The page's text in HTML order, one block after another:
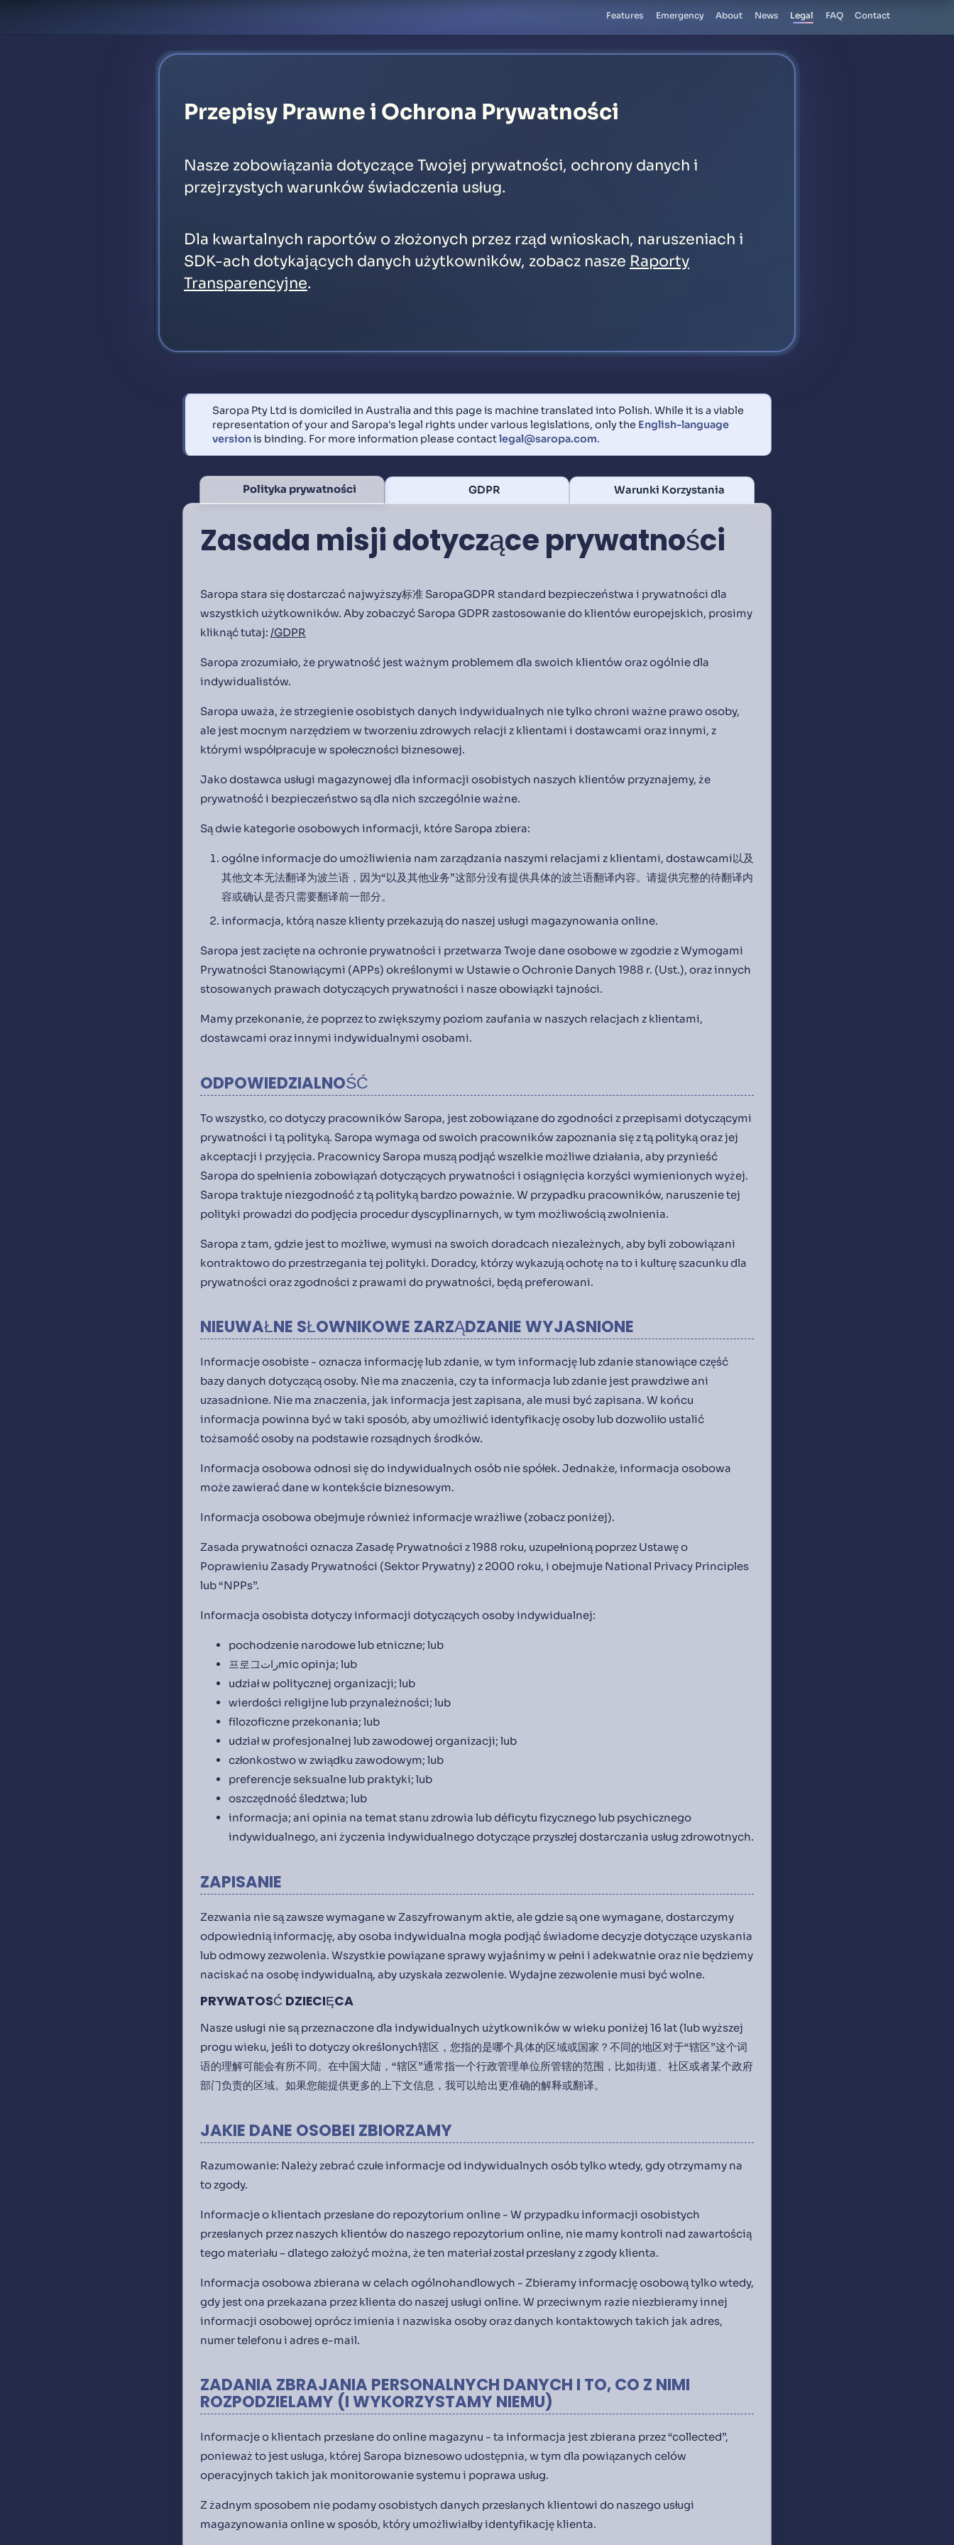
Features Emergency About News Legal FAQ Contact
Przepisy Prawne i Ochrona Prywatności
Nasze zobowiązania dotyczące Twojej prywatności, ochrony danych i
przejrzystych warunków świadczenia usług.
Dla kwartalnych raportów o złożonych przez rząd wnioskach, naruszeniach i
SDK-ach dotykających danych użytkowników, zobacz nasze Raporty
Transparencyjne.
Saropa Pty Ltd is domiciled in Australia and this page is machine translated into Polish. While it is a viable
representation of your and Saropa's legal rights under various legislations, only the English-language
versionis binding. For more information please contactlegal@saropa.com.
Polityka prywatności GDPR Warunki Korzystania
Zasada misji dotyczące prywatności
Saropa stara się dostarczać najwyższy标准 SaropaGDPR standard bezpieczeństwa i prywatności dla
wszystkich użytkowników. Aby zobaczyć Saropa GDPR zastosowanie do klientów europejskich, prosimy
kliknąć tutaj: /GDPR
Saropa zrozumiało, że prywatność jest ważnym problemem dla swoich klientów oraz ogólnie dla
indywidualistów.
Saropa uważa, że strzegienie osobistych danych indywidualnych nie tylko chroni ważne prawo osoby,
ale jest mocnym narzędziem w tworzeniu zdrowych relacji z klientami i dostawcami oraz innymi, z
którymi współpracuje w społeczności biznesowej.
Jako dostawca usługi magazynowej dla informacji osobistych naszych klientów przyznajemy, że
prywatność i bezpieczeństwo są dla nich szczególnie ważne.
Są dwie kategorie osobowych informacji, które Saropa zbiera:
ogólne informacje do umożliwienia nam zarządzania naszymi relacjami z klientami, dostawcami以及
其他文本无法翻译为波兰语，因为“以及其他业务”这部分没有提供具体的波兰语翻译内容。请提供完整的待翻译内
容或确认是否只需要翻译前一部分。
informacja, którą nasze klienty przekazują do naszej usługi magazynowania online.
Saropa jest zacięte na ochronie prywatności i przetwarza Twoje dane osobowe w zgodzie z Wymogami
Prywatności Stanowiącymi (APPs) określonymi w Ustawie o Ochronie Danych 1988 r. (Ust.), oraz innych
stosowanych prawach dotyczących prywatności i nasze obowiązki tajności.
Mamy przekonanie, że poprzez to zwiększymy poziom zaufania w naszych relacjach z klientami,
dostawcami oraz innymi indywidualnymi osobami.
ODPOWIEDZIALNOŚĆ
To wszystko, co dotyczy pracowników Saropa, jest zobowiązane do zgodności z przepisami dotyczącymi
prywatności i tą polityką. Saropa wymaga od swoich pracowników zapoznania się z tą polityką oraz jej
akceptacji i przyjęcia. Pracownicy Saropa muszą podjąć wszelkie możliwe działania, aby przynieść
Saropa do spełnienia zobowiązań dotyczących prywatności i osiągnięcia korzyści wymienionych wyżej.
Saropa traktuje niezgodność z tą polityką bardzo poważnie. W przypadku pracowników, naruszenie tej
polityki prowadzi do podjęcia procedur dyscyplinarnych, w tym możliwością zwolnienia.
Saropa z tam, gdzie jest to możliwe, wymusi na swoich doradcach niezależnych, aby byli zobowiązani
kontraktowo do przestrzegania tej polityki. Doradcy, którzy wykazują ochotę na to i kulturę szacunku dla
prywatności oraz zgodności z prawami do prywatności, będą preferowani.
NIEUWAŁNE SŁOWNIKOWE ZARZĄDZANIE WYJASNIONE
Informacje osobiste - oznacza informację lub zdanie, w tym informację lub zdanie stanowiące część
bazy danych dotyczącą osoby. Nie ma znaczenia, czy ta informacja lub zdanie jest prawdziwe ani
uzasadnione. Nie ma znaczenia, jak informacja jest zapisana, ale musi być zapisana. W końcu
informacja powinna być w taki sposób, aby umożliwić identyfikację osoby lub dozwoliło ustalić
tożsamość osoby na podstawie rozsądnych środków.
Informacja osobowa odnosi się do indywidualnych osób nie spółek. Jednakże, informacja osobowa
może zawierać dane w kontekście biznesowym.
Informacja osobowa obejmuje również informacje wrażliwe (zobacz poniżej).
Zasada prywatności oznacza Zasadę Prywatności z 1988 roku, uzupełnioną poprzez Ustawę o
Poprawieniu Zasady Prywatności (Sektor Prywatny) z 2000 roku, i obejmuje National Privacy Principles
lub “NPPs”.
Informacja osobista dotyczy informacji dotyczących osoby indywidualnej:
pochodzenie narodowe lub etniczne; lub
프로그راتmic opinja; lub
udział w politycznej organizacji; lub
wierdości religijne lub przynależności; lub
filozoficzne przekonania; lub
udział w profesjonalnej lub zawodowej organizacji; lub
członkostwo w zwiądku zawodowym; lub
preferencje seksualne lub praktyki; lub
oszczędność śledztwa; lub
informacja; ani opinia na temat stanu zdrowia lub déficytu fizycznego lub psychicznego
indywidualnego, ani życzenia indywidualnego dotyczące przyszłej dostarczania usług zdrowotnych.
ZAPISANIE
Zezwania nie są zawsze wymagane w Zaszyfrowanym aktie, ale gdzie są one wymagane, dostarczymy
odpowiednią informację, aby osoba indywidualna mogła podjąć świadome decyzje dotyczące uzyskania
lub odmowy zezwolenia. Wszystkie powiązane sprawy wyjaśnimy w pełni i adekwatnie oraz nie będziemy
naciskać na osobę indywidualną, aby uzyskała zezwolenie. Wydajne zezwolenie musi być wolne.
PRYWATOSĆ DZIECIĘCA
Nasze usługi nie są przeznaczone dla indywidualnych użytkowników w wieku poniżej 16 lat (lub wyższej
progu wieku, jeśli to dotyczy określonych辖区，您指的是哪个具体的区域或国家？不同的地区对于“辖区”这个词
语的理解可能会有所不同。在中国大陆，“辖区”通常指一个行政管理单位所管辖的范围，比如街道、社区或者某个政府
部门负责的区域。如果您能提供更多的上下文信息，我可以给出更准确的解释或翻译。
JAKIE DANE OSOBEI ZBIORZAMY
Razumowanie: Należy zebrać czułe informacje od indywidualnych osób tylko wtedy, gdy otrzymamy na
to zgody.
Informacje o klientach przesłane do repozytorium online - W przypadku informacji osobistych
przesłanych przez naszych klientów do naszego repozytorium online, nie mamy kontroli nad zawartością
tego materiału – dlatego założyć można, że ten materiał został przesłany z zgody klienta.
Informacja osobowa zbierana w celach ogólnohandlowych - Zbieramy informację osobową tylko wtedy,
gdy jest ona przekazana przez klienta do naszej usługi online. W przeciwnym razie niezbieramy innej
informacji osobowej oprócz imienia i nazwiska osoby oraz danych kontaktowych takich jak adres,
numer telefonu i adres e-mail.
ZADANIA ZBRAJANIA PERSONALNYCH DANYCH I TO, CO Z NIMI
ROZPODZIELAMY (I WYKORZYSTAMY NIEMU)
Informacje o klientach przesłane do online magazynu - ta informacja jest zbierana przez “collected”,
ponieważ to jest usługa, której Saropa biznesowo udostępnia, w tym dla powiązanych celów
operacyjnych takich jak monitorowanie systemu i poprawa usług.
Z żadnym sposobem nie podamy osobistych danych przesłanych klientowi do naszego usługi
magazynowania online w sposób, który umożliwiałby identyfikację klienta.